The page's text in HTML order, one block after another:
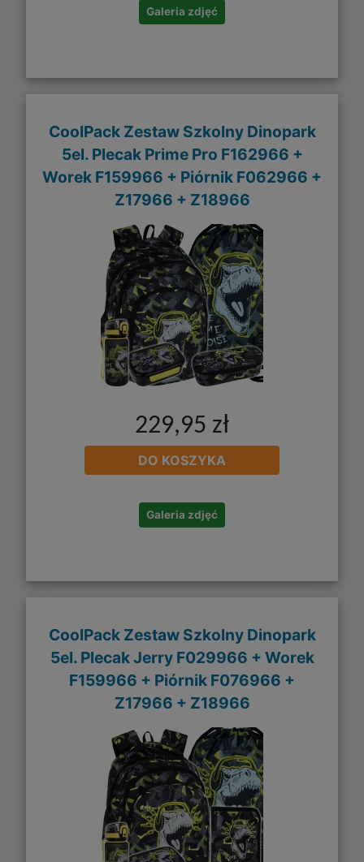
Galeria zdjęć
CoolPack Zestaw Szkolny Dinopark
5el. Plecak Prime Pro F162966 +
Worek F159966 + Piórnik F062966 +
Z17966 + Z18966
229,95 zł
DO KOSZYKA
Galeria zdjęć
CoolPack Zestaw Szkolny Dinopark
5el. Plecak Jerry F029966 + Worek
F159966 + Piórnik F076966 +
Z17966 + Z18966